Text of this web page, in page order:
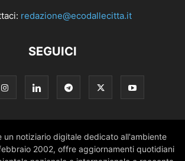
redazione@ecodallecitta.it
SEGUICI
un notiziario digitale dedicato all'ambiente
2002, offre aggiornamenti quotidiani